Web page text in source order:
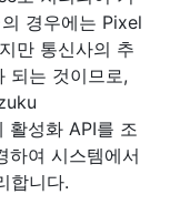
경우에는 Pixel
만 통신사의 추
되는 것이므로,
활성화 API를 조
하여 시스템에서
합니다.